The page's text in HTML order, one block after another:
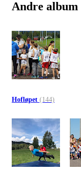
Andre album
Hofløpet (144)